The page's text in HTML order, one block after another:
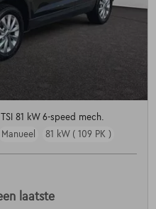
81 kW 6-speed mech.
Manueel 81 kW ( 109 PK )
laatste